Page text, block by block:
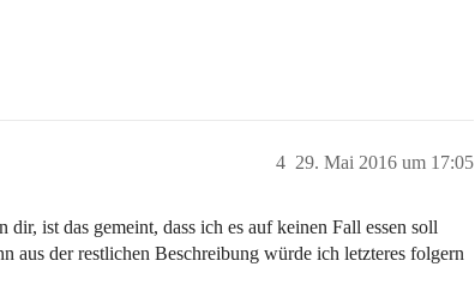
29. Mai 2016 um 17:05
4
ist das gemeint, dass ich es auf keinen Fall essen soll
aus der restlichen Beschreibung würde ich letzteres folgern